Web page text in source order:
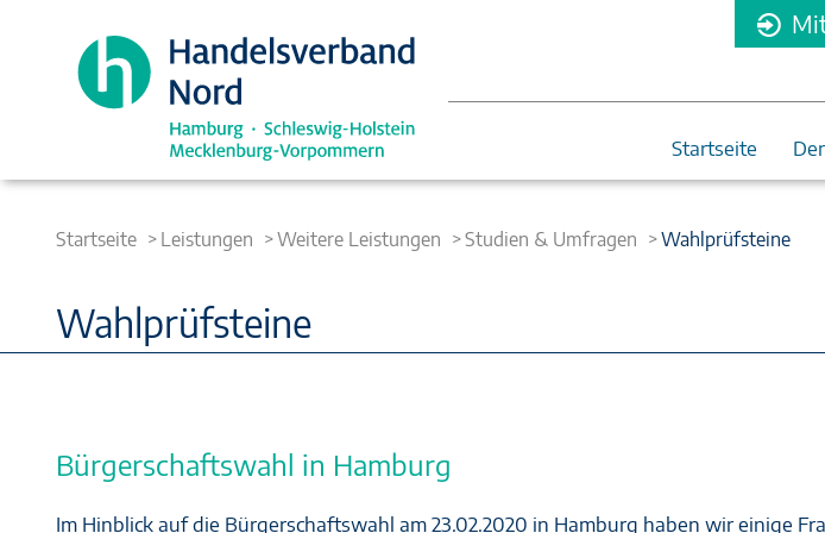
Startseite
Startseite Leistungen Weitere Leistungen Studien & Umfragen Wahlprüfsteine
Wahlprüfsteine
Bürgerschaftswahl in Hamburg
Im Hinblick auf die Bürgerschaftswahl am 23.02.2020 in Hamburg haben wir einige